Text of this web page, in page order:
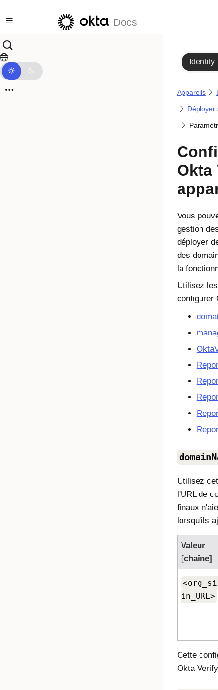
Docs
Identity
Appareils
Déployer
Okta
Vous
gestion
déployer
des
la
Utilisez
configurer
Utilisez
l'URL de
finaux
lorsqu'ils
Valeur
[chaîne]
in_URL>
Cette
Okta Verify